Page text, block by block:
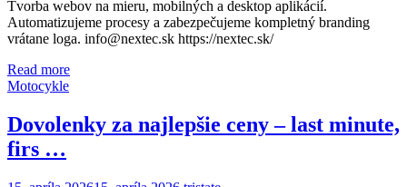
Tvorba webov na mieru, mobilných a desktop aplikácií.
Automatizujeme procesy a zabezpečujeme kompletný branding
vrátane loga. info@nextec.sk https://nextec.sk/
Read more
Motocykle
Dovolenky za najlepšie ceny – last minute,
firs …